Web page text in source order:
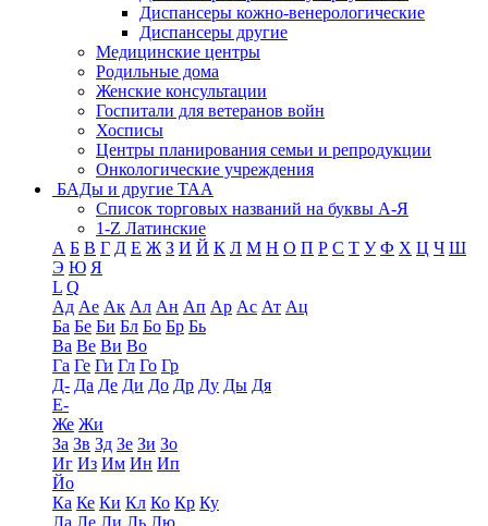
Диспансеры кожно-венерологические
Диспансеры другие
Медицинские центры
Родильные дома
Женские консультации
Госпитали для ветеранов войн
Хосписы
Центры планирования семьи и репродукции
Онкологические учреждения
БАДы и другие ТАА
Список торговых названий на буквы А-Я
1-Z Латинские
А Б В Г Д Е Ж З И Й К Л М Н О П Р С Т У Ф Х Ц Ч Ш
Э Ю Я
L Q
Ад Ае Ак Ал Ан Ап Ар Ас Ат Ац
Ба Бе Би Бл Бо Бр Бь
Ва Ве Ви Во
Га Ге Ги Гл Го Гр
Д- Да Де Ди До Др Ду Ды Дя
Е-
Же Жи
За Зв Зд Зе Зи Зо
Иг Из Им Ин Ип
Йо
Ка Ке Ки Кл Ко Кр Ку
Ла Ле Ли Ль Лю